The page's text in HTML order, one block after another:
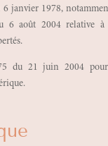
6 janvier 1978,
6 août 2004 relative à
du 21 juin 2004